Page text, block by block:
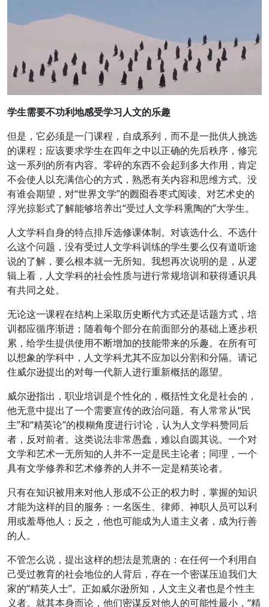
学生需要不功利地感受学习人文的乐趣
但是，它必须是一门课程，自成系列，而不是一批供人挑选
的课程；应该要求学生在四年之中以正确的先后秩序，修完
这一系列的所有内容。零碎的东西不会起到多大作用，肯定
不会使人以充满信心的方式，熟悉有关内容和思维方式。没
有谁会期望，对“世界文学”的囫囵吞枣式阅读、对艺术史的
浮光掠影式了解能够培养出“受过人文学科熏陶的”大学生。
人文学科自身的特点排斥选修课体制。对该选什么、不选什
么这个问题，没有受过人文学科训练的学生要么仅有道听途
说的了解，要么根本就一无所知。我想再次说明的是，从逻
辑上看，人文学科的社会性质与进行常规培训和获得通识具
有共同之处。
无论这一课程在结构上采取历史断代方式还是话题方式，培
训都应循序渐进；随着每个部分在前面部分的基础上逐步积
累，给学生提供使用不断增加的技能带来的乐趣。在所有可
以想象的学科中，人文学科尤其不应加以分割和分隔。请记
住威尔逊提出的对每一代新人进行重新概括的愿望。
威尔逊指出，职业培训是个性化的，概括性文化是社会的，
他无意中提出了一个需要宣传的政治问题。有人常常从“民
主”和“精英论”的模糊角度进行讨论，认为人文学科赞同后
者，反对前者。这类说法非常愚蠢，难以自圆其说。一个对
文学和艺术一无所知的人并不一定是民主论者；同理，一个
具有文学修养和艺术修养的人并不一定是精英论者。
只有在知识被用来对他人形成不公正的权力时，掌握的知识
才能为这样的目的服务：一名医生、律师、神职人员可以利
用或羞辱他人；反之，他也可能成为人道主义者，成为行善
的人。
不管怎么说，提出这样的想法是荒唐的：在任何一个利用自
己受过教育的社会地位的人背后，存在一个密谋压迫我们大
家的“精英人士”。正如威尔逊所知，人文主义者也是个性主
义者。就其本身而论，他们密谋反对他人的可能性最小，“精